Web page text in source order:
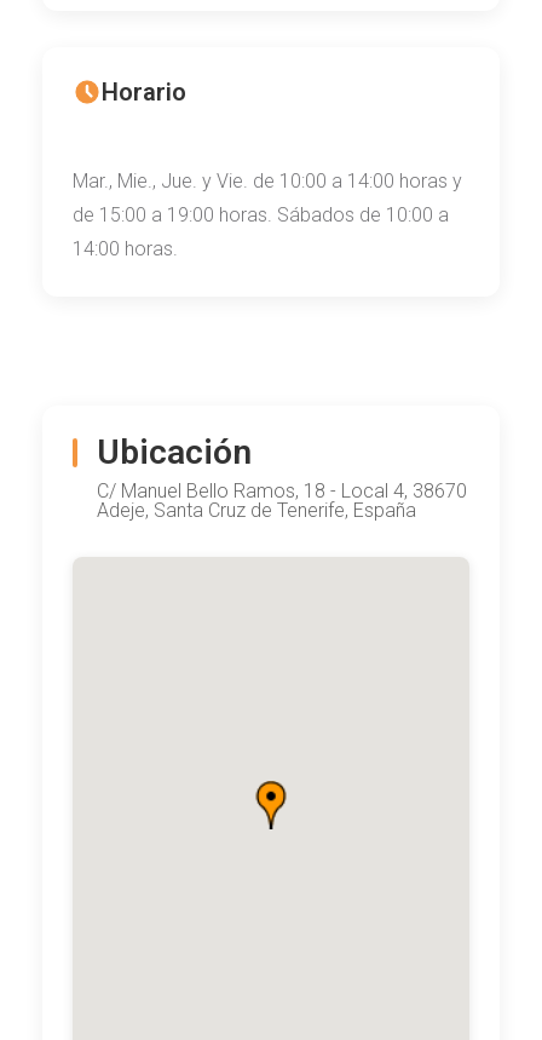
Ubicación
C/ Manuel Bello Ramos, 18 - Local 4, 38670
Adeje, Santa Cruz de Tenerife, España
Horario
Mar., Mie., Jue. y Vie. de 10:00 a 14:00 horas y
de 15:00 a 19:00 horas. Sábados de 10:00 a
14:00 horas.